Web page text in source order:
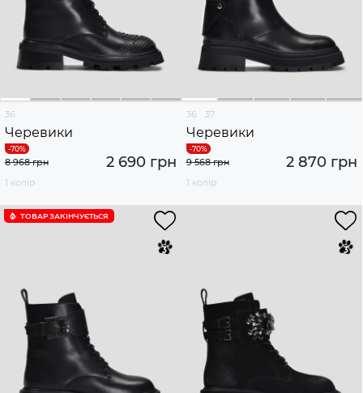
36
Черевики
2 690 грн
8 968 грн
1 колір
36 37
Черевики
2 870 грн
9 568 грн
1 колір
ТОВАР ЗАКІНЧУЄTЬСЯ